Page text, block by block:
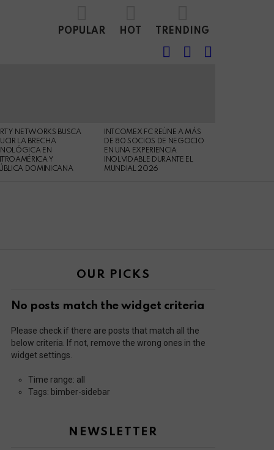
POPULAR HOT TRENDING
FOLLOWSEARCH
NETWORKS BUSCA
LA BRECHA
EN
Y
DOMINICANA
INTCOMEX FC REÚNE A MÁS
DE 80 SOCIOS DE NEGOCIO
EN UNA EXPERIENCIA
INOLVIDABLE DURANTE EL
MUNDIAL 2026
OUR PICKS
No posts match the widget criteria
Please check if there are posts that match all the
below criteria. If not, remove the wrong ones in the
widget settings.
Time range: all
Tags: bimber-sidebar
NEWSLETTER